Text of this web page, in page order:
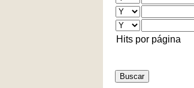
Hits por página